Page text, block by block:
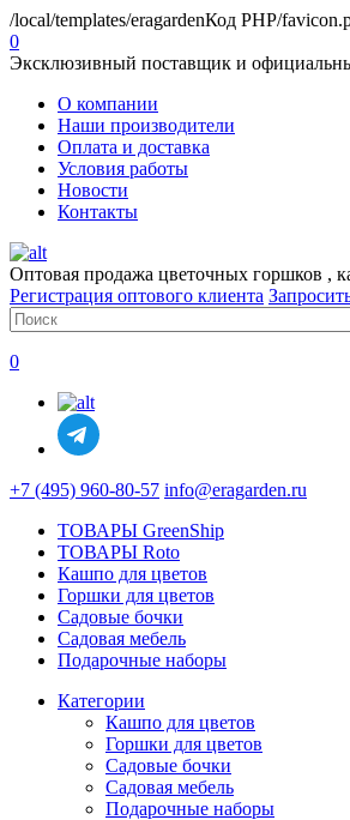
/local/templates/eragardenКод PHP/
0
Эксклюзивный поставщик и
О компании
Наши производители
Оплата и доставка
Условия работы
Новости
Контакты
Оптовая продажа цветочных горшков ,
Регистрация оптового клиента
0
+7 (495) 960-80-57 info@eragarden.ru
ТОВАРЫ GreenShip
ТОВАРЫ Roto
Кашпо для цветов
Горшки для цветов
Садовые бочки
Садовая мебель
Подарочные наборы
Категории
Кашпо для цветов
Горшки для цветов
Садовые бочки
Садовая мебель
Подарочные наборы